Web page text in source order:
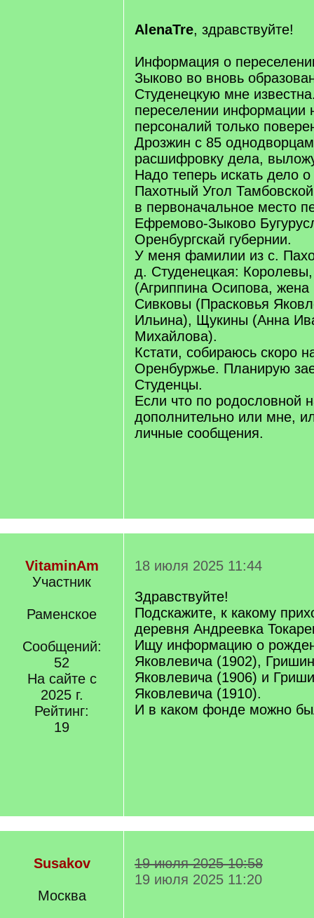
AlenaTre, здравствуйте!
Информация о
Зыково во вновь
Студенецкую мне
переселении информации
персоналий только
Дрозжин с 85
расшифровку дела,
Надо теперь искать дело
Пахотный Угол
в первоначальное место
Ефремово-Зыково
Оренбургскай губернии.
У меня фамилии из с.
д. Студенецкая:
(Агриппина Осипова, жена
Сивковы (Прасковья
Ильина), Щукины (Анна
Михайлова).
Кстати, собираюсь скоро
Оренбуржье. Планирую
Студенцы.
Если что по родословной
дополнительно или мне,
личные сообщения.
VitaminAm
Участник
Раменское
Сообщений:
52
На сайте с
2025 г.
Рейтинг:
19
18 июля 2025 11:44
Здравствуйте!
Подскажите, к какому
деревня Андреевка
Ищу информацию о
Яковлевича (1902),
Яковлевича (1906) и
Яковлевича (1910).
И в каком фонде можно
Susakov
Москва
19 июля 2025 10:58
19 июля 2025 11:20